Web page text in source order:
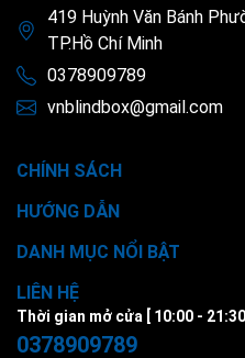
419 Huỳnh Văn Bánh
TP.Hồ Chí Minh
0378909789
vnblindbox@gmail.com
CHÍNH SÁCH
HƯỚNG DẪN
DANH MỤC NỔI BẬT
LIÊN HỆ
Thời gian mở cửa [ 10:00 - 21:30 ]
0378909789